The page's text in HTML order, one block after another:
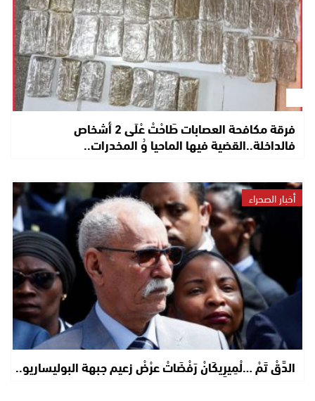
فرقة مكافحة العصابات طَاحْتْ عْلَى 2 أشخاص
فالداخلة..القضية فيها الماحيا وُ المخدرات..
أخبار الصحراء
الدَّقْ تَمْ …لْمِيرِيكَانْ رَفْضَاتْ عرْضْ زعيم جبهة البوليساريو..